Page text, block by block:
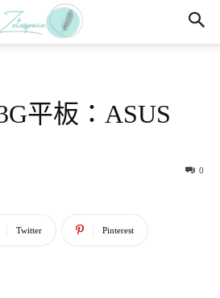
平板：ASUS
0
Twitter Pinterest